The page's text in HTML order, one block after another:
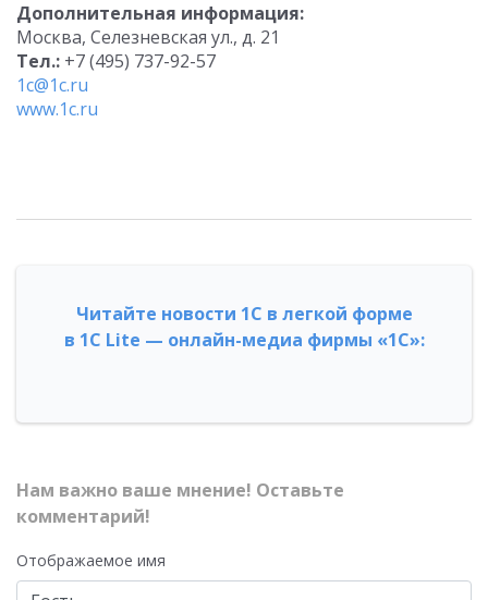
Дополнительная информация:
Москва, Селезневская ул., д. 21
Тел.: +7 (495) 737-92-57
1c@1c.ru
www.1c.ru
Читайте новости 1С в легкой форме
в 1С Lite — онлайн-медиа фирмы «1С»:
Нам важно ваше мнение! Оставьте
комментарий!
Отображаемое имя